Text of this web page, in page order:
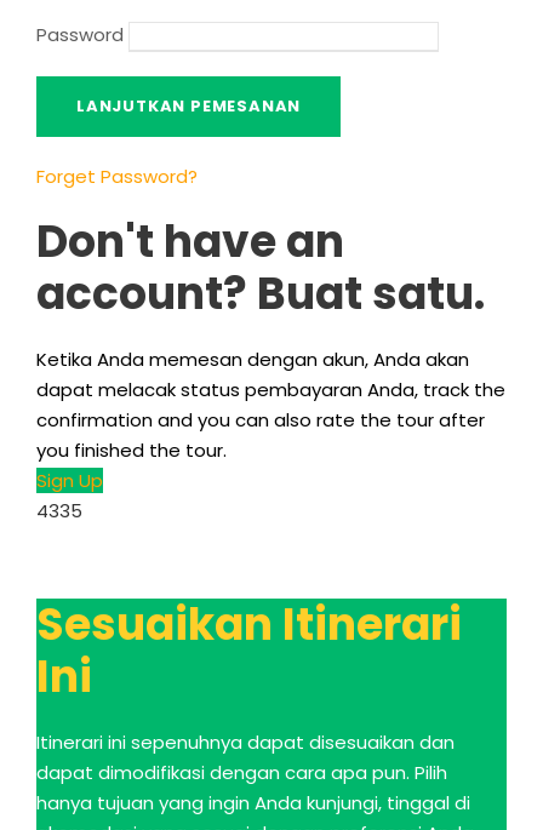
Password
Forget Password?
Don't have an
account? Buat satu.
Ketika Anda memesan dengan akun, Anda akan
dapat melacak status pembayaran Anda, track the
confirmation and you can also rate the tour after
you finished the tour.
Sign Up
4335
Sesuaikan Itinerari
Ini
Itinerari ini sepenuhnya dapat disesuaikan dan
dapat dimodifikasi dengan cara apa pun. Pilih
hanya tujuan yang ingin Anda kunjungi, tinggal di